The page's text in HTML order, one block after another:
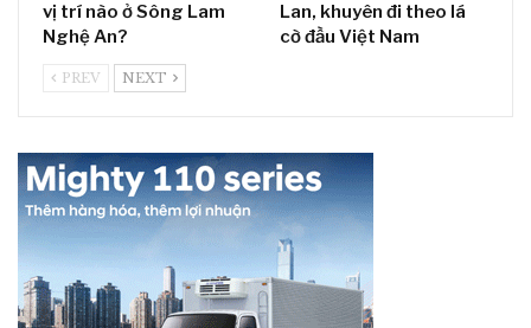
vị trí nào ở Sông Lam
Nghệ An?
Lan, khuyên đi theo lá
cờ đầu Việt Nam
PREV NEXT